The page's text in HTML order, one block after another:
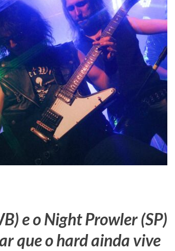
e o Night Prowler (SP)
que o hard ainda vive